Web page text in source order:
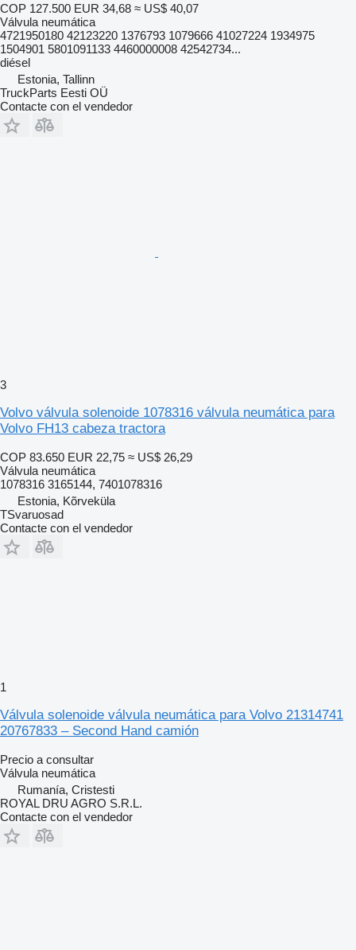
COP 127.500 EUR 34,68 ≈ US$ 40,07
Válvula neumática
4721950180 42123220 1376793 1079666 41027224 1934975
1504901 5801091133 4460000008 42542734...
diésel
Estonia, Tallinn
TruckParts Eesti OÜ
Contacte con el vendedor
3
Volvo válvula solenoide 1078316 válvula neumática para
Volvo FH13 cabeza tractora
COP 83.650 EUR 22,75 ≈ US$ 26,29
Válvula neumática
1078316 3165144, 7401078316
Estonia, Kõrveküla
TSvaruosad
Contacte con el vendedor
1
Válvula solenoide válvula neumática para Volvo 21314741
20767833 – Second Hand camión
Precio a consultar
Válvula neumática
Rumanía, Cristesti
ROYAL DRU AGRO S.R.L.
Contacte con el vendedor